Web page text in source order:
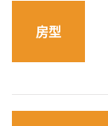
房型